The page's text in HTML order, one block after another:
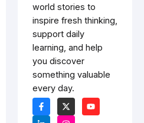
world stories to
inspire fresh thinking,
support daily
learning, and help
you discover
something valuable
every day.